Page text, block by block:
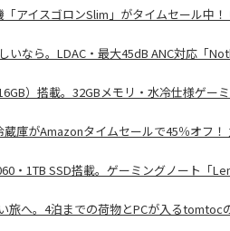
アイスゴロンSlim」がタイムセール中
いなら。LDAC・最大45dB ANC対応「
）搭載。32GBメモリ・水冷仕様ゲー
庫がAmazonタイムセールで45％オフ
・1TB SSD搭載。ゲーミングノート「
旅へ。4泊までの荷物とPCが入るtomtoc